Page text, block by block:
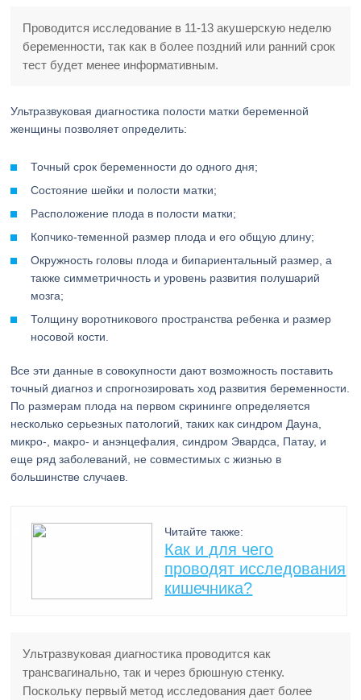
Проводится исследование в 11-13 акушерскую неделю
беременности, так как в более поздний или ранний срок
тест будет менее информативным.
Ультразвуковая диагностика полости матки беременной
женщины позволяет определить:
Точный срок беременности до одного дня;
Состояние шейки и полости матки;
Расположение плода в полости матки;
Копчико-теменной размер плода и его общую длину;
Окружность головы плода и бипариентальный размер, а
также симметричность и уровень развития полушарий
мозга;
Толщину воротникового пространства ребенка и размер
носовой кости.
Все эти данные в совокупности дают возможность поставить
точный диагноз и спрогнозировать ход развития беременности.
По размерам плода на первом скрининге определяется
несколько серьезных патологий, таких как синдром Дауна,
микро-, макро- и анэнцефалия, синдром Эвардса, Патау, и
еще ряд заболеваний, не совместимых с жизнью в
большинстве случаев.
Читайте также:
Как и для чего
проводят исследования
кишечника?
Ультразвуковая диагностика проводится как
трансвагинально, так и через брюшную стенку.
Поскольку первый метод исследования дает более